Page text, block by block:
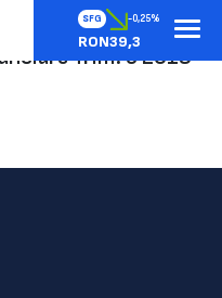
SFG -0,25%
RON39,3
Trim. 3 2019